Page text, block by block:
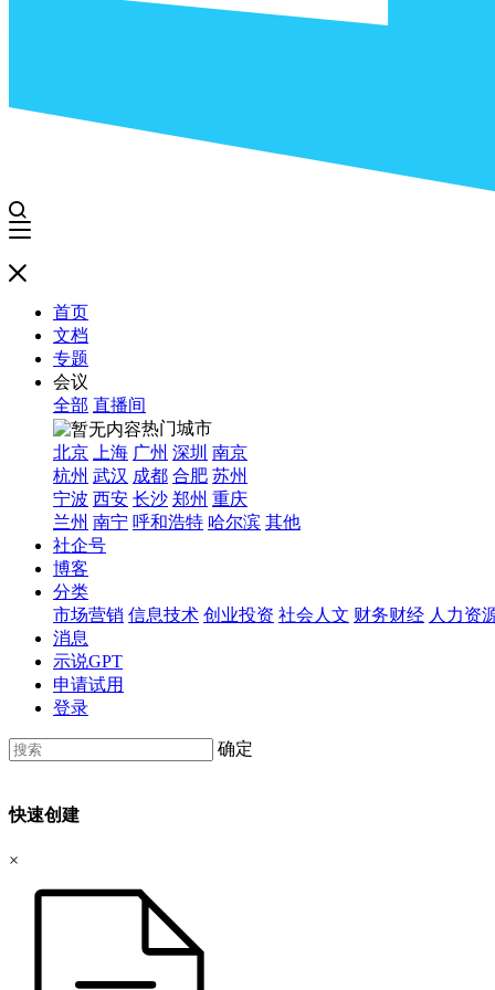
首页
文档
专题
会议
全部 直播间
热门城市
北京
上海 广州 深圳 南京
杭州 武汉 成都 合肥 苏州
宁波 西安 长沙 郑州 重庆
兰州 南宁 呼和浩特 哈尔滨 其他
社企号
博客
分类
市场营销 信息技术 创业投资 社会人文 财务财经 人力资
消息
示说GPT
申请试用
登录
确定
快速创建
×